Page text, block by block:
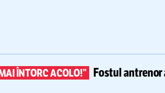
ÎNTORC ACOLO!” Fostul